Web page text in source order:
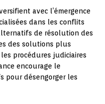
avec l’émergence
dans les conflits
de résolution des
des solutions plus
procédures judiciaires
encourage le
pour désengorger les